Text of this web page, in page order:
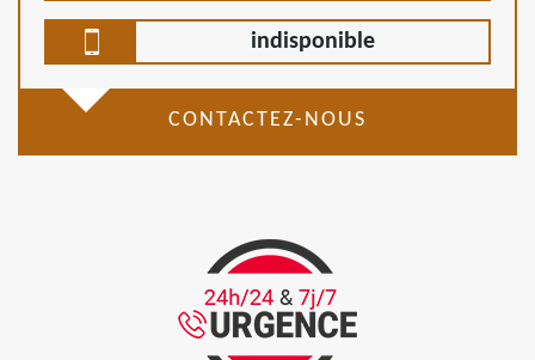
indisponible
CONTACTEZ-NOUS